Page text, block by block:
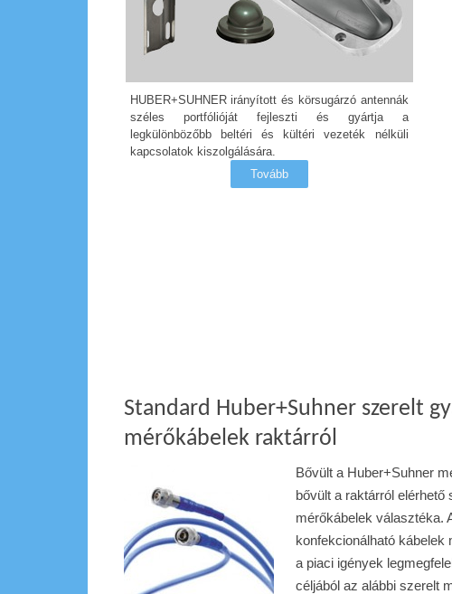
HUBER+SUHNER irányított és körsugárzó antennák
széles portfólióját fejleszti és gyártja a
legkülönbözőbb beltéri és kültéri vezeték nélküli
kapcsolatok kiszolgálására.
Tovább
Standard Huber+Suhner szerelt
mérőkábelek raktárról
Bővült a Huber+Suhner
bővült a raktárról elérhető
mérőkábelek választéka.
konfekcionálható kábelek
a piaci igények
céljából az alábbi szerelt